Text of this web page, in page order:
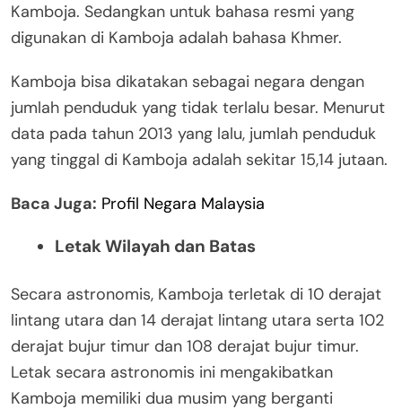
Kamboja. Sedangkan untuk bahasa resmi yang
digunakan di Kamboja adalah bahasa Khmer.
Kamboja bisa dikatakan sebagai negara dengan
jumlah penduduk yang tidak terlalu besar. Menurut
data pada tahun 2013 yang lalu, jumlah penduduk
yang tinggal di Kamboja adalah sekitar 15,14 jutaan.
Baca Juga: Profil Negara Malaysia
Letak Wilayah dan Batas
Secara astronomis, Kamboja terletak di 10 derajat
lintang utara dan 14 derajat lintang utara serta 102
derajat bujur timur dan 108 derajat bujur timur.
Letak secara astronomis ini mengakibatkan
Kamboja memiliki dua musim yang berganti